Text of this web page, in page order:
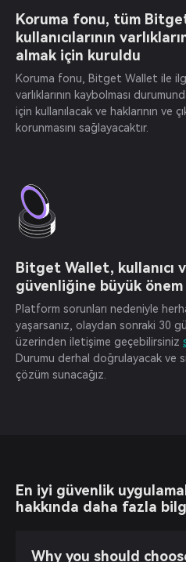
Koruma fonu, tüm
kullanıcılarının
almak için kuruldu
Koruma fonu, Bitget Wallet ile
varlıklarının kaybolması
için kullanılacak ve haklarının ve
korunmasını sağlayacaktır.
Bitget Wallet, kullanıcı
güvenliğine büyük
Platform sorunları nedeniyle
yaşarsanız, olaydan sonraki 30
üzerinden iletişime geçebilirsiniz
Durumu derhal doğrulayacak ve
çözüm sunacağız.
En iyi güvenlik
hakkında daha fazla
Why you should